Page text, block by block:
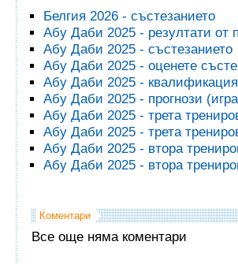
Белгия 2026 - състезанието
Абу Даби 2025 - резултати от
Абу Даби 2025 - състезанието
Абу Даби 2025 - оценете
Абу Даби 2025 -
Абу Даби 2025 - прогнози
Абу Даби 2025 - трета
Абу Даби 2025 - трета
Абу Даби 2025 - втора
Абу Даби 2025 - втора
Коментари
Все още няма коментари